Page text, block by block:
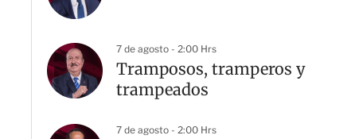
7 de agosto - 2:00 Hrs
Tramposos, tramperos y
trampeados
7 de agosto - 2:00 Hrs